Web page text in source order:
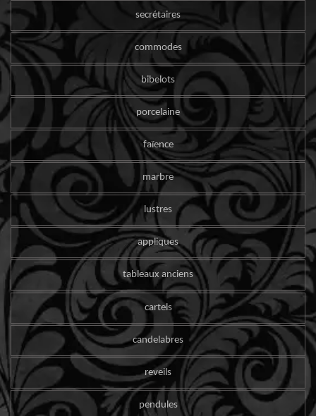
secrétaires
commodes
bibelots
porcelaine
faïence
marbre
lustres
appliques
tableaux anciens
cartels
candelabres
reveils
pendules